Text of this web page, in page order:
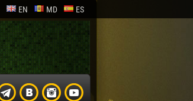
EN MD ES